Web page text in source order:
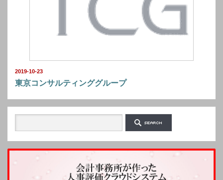
2019-10-23
東京コンサルティンググループ